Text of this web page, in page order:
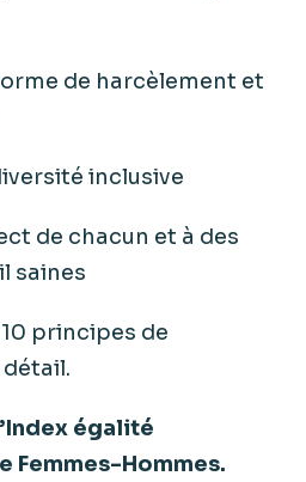
de harcèlement et
inclusive
de chacun et à des
saines
principes de
égalité
Femmes-Hommes.